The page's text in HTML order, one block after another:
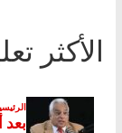
الأكثر